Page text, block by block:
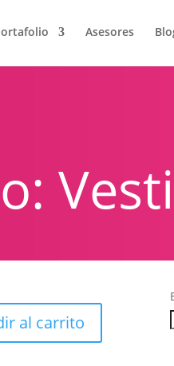
Asesores
al carrito